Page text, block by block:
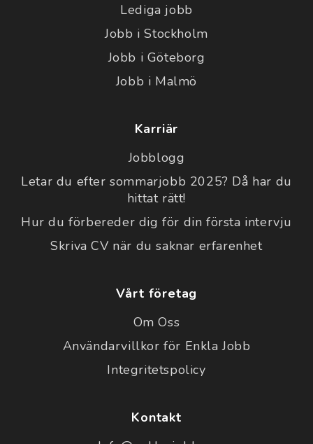
Lediga jobb
Jobb i Stockholm
Jobb i Göteborg
Jobb i Malmö
Karriär
Jobblogg
Letar du efter sommarjobb 2025? Då har du
hittat rätt!
Hur du förbereder dig för din första intervju
Skriva CV när du saknar erfarenhet
Vårt företag
Om Oss
Användarvillkor för Enkla Jobb
Integritetspolicy
Kontakt